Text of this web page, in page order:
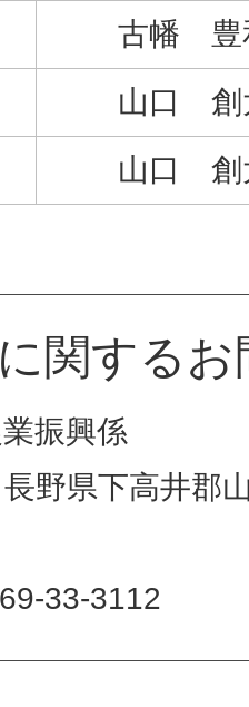
古幡 豊
山口 創
山口 創
関する
振興係
野県下高井郡
33-3112